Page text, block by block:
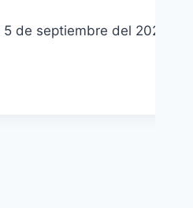
septiembre del